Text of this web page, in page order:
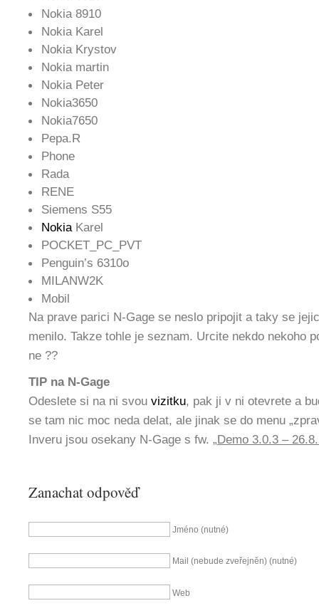
Nokia 8910
Nokia Karel
Nokia Krystov
Nokia martin
Nokia Peter
Nokia3650
Nokia7650
Pepa.R
Phone
Rada
RENE
Siemens S55
NokiaKarel
POCKET_PC_PVT
Penguin’s 6310o
MILANW2K
Mobil
Na prave parici N-Gage se neslo pripojit a taky se
menilo. Takze tohle je seznam. Urcite nekdo nekoho
ne ??
TIP na N-Gage
Odeslete si na ni svou vizitku, pak ji v ni otevrete a
se tam nic moc neda delat, ale jinak se do menu
Inveru jsou osekany N-Gage s fw. „Demo 3.0.3 –
Zanachat odpověď
Jméno (nutné)
Mail (nebude zveřejněn) (nutné)
Web